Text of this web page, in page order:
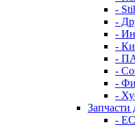
-
-
-
-
-
-
-
-
Запчасти
-